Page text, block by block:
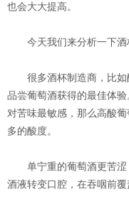
也会大大提高。
今天我们来分析一下酒
很多酒杯制造商，比如
品尝葡萄酒获得的最佳体
对苦味最敏感，那么高酸
多的酸度。
单宁重的葡萄酒更苦涩
酒液转变口腔，在吞咽前覆